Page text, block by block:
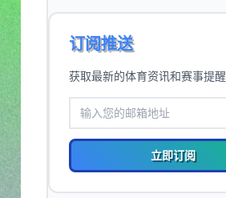
订阅推送
获取最新的体育资讯和赛事提醒
立即订阅